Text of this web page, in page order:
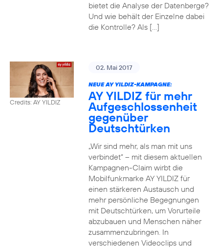
bietet die Analyse der Datenberge?
Und wie behält der Einzelne dabei
die Kontrolle? Als […]
Credits: AY YILDIZ
02. Mai 2017
NEUE AY YILDIZ-KAMPAGNE:
AY YILDIZ für mehr
Aufgeschlossenheit
gegenüber
Deutschtürken
„Wir sind mehr, als man mit uns
verbindet“ – mit diesem aktuellen
Kampagnen-Claim wirbt die
Mobilfunkmarke AY YILDIZ für
einen stärkeren Austausch und
mehr persönliche Begegnungen
mit Deutschtürken, um Vorurteile
abzubauen und Menschen näher
zusammenzubringen. In
verschiedenen Videoclips und